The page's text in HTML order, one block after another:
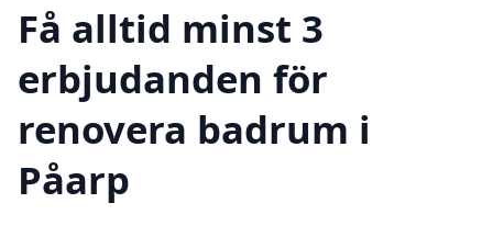
Få alltid minst 3
erbjudanden för
renovera badrum i
Påarp